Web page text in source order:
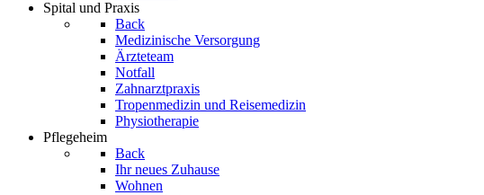
Spital und Praxis
Back
Medizinische Versorgung
Ärzteteam
Notfall
Zahnarztpraxis
Tropenmedizin und Reisemedizin
Physiotherapie
Pflegeheim
Back
Ihr neues Zuhause
Wohnen